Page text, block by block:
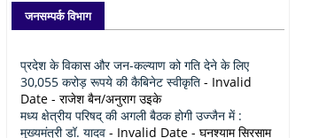
जनसम्पर्क विभाग
प्रदेश के विकास और जन-कल्याण को गति देने के लिए
30,055 करोड़ रूपये की कैबिनेट स्वीकृति - Invalid
Date - राजेश बैन/अनुराग उइके
मध्य क्षेत्रीय परिषद् की अगली बैठक होगी उज्जैन में :
मुख्यमंत्री डॉ. यादव - Invalid Date - घनश्याम सिरसाम